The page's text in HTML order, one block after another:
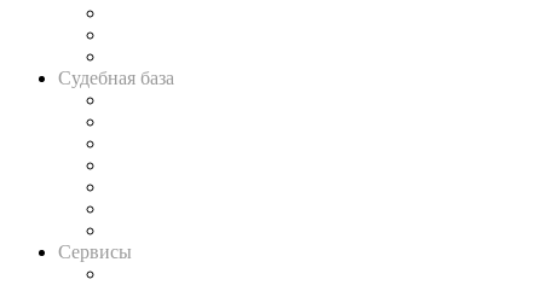
Судебная база
Сервисы